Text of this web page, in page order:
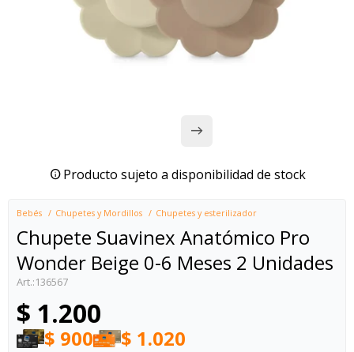
Producto sujeto a disponibilidad de stock
Bebés Chupetes y Mordillos Chupetes y esterilizador
Chupete Suavinex Anatómico Pro
Wonder Beige 0-6 Meses 2 Unidades
136567
$ 1.200
$ 900 $ 1.020